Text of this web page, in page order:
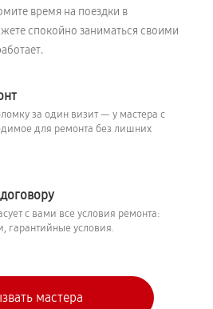
время на поездки в
спокойно заниматься своими
мастера
за один визит — у мастера с
для ремонта без лишних
с вами все условия ремонта:
гарантийные условия.